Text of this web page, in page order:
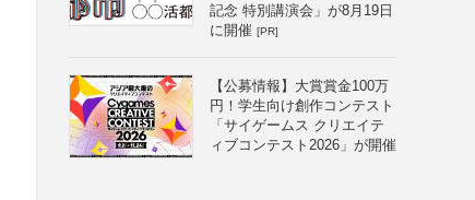
記念 特別講演会」が8月19日
に開催 [PR]
【公募情報】大賞賞金100万
円！学生向け創作コンテスト
「サイゲームス クリエイテ
ィブコンテスト2026」が開催